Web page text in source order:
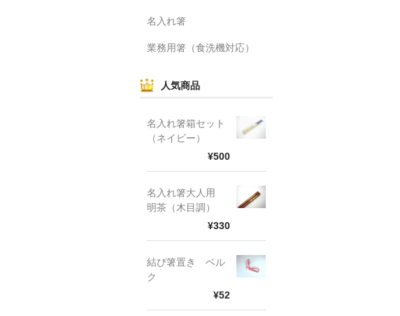
名入れ箸
業務用箸（食洗機対応）
人気商品
名入れ箸箱セット
（ネイビー）
¥500
名入れ箸大人用
明茶（木目調）
¥330
結び箸置き ベル
ク
¥52